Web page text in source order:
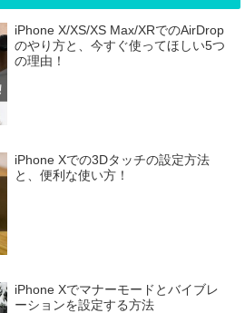
iPhone X/XS/XS Max/XRでのAirDrop
のやり方と、今すぐ使ってほしい5つ
の理由！
iPhone Xでの3Dタッチの設定方法
と、便利な使い方！
iPhone Xでマナーモードとバイブレ
ーションを設定する方法